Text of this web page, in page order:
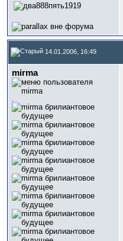
14.01.2006, 16:49
mirma